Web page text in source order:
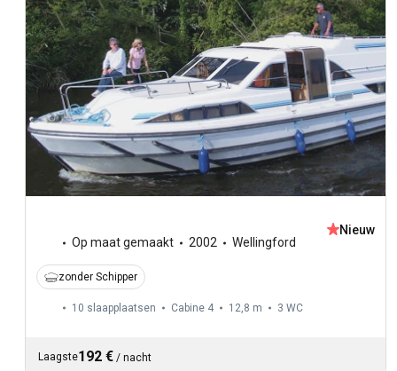
Op maat gemaakt 2002 Wellingford
Nieuw
zonder Schipper
10 slaapplaatsen Cabine 4 12,8 m 3 WC
Laagste192 € / nacht